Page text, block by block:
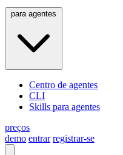
Centro de agentes
CLI
Skills para agentes
preços
demo entrar registrar-se